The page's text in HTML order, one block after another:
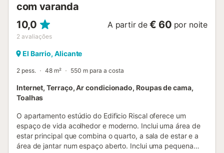
com varanda
10,0
2 avaliações
A partir de € 60 por noite
El Barrio, Alicante
2 pess. 48 m² 550 m para a costa
Internet, Terraço, Ar condicionado, Roupas de cama,
Toalhas
O apartamento estúdio do Edificio Riscal oferece um
espaço de vida acolhedor e moderno. Inclui uma área de
estar principal que combina o quarto, a sala de estar e a
área de jantar num espaço aberto. Inclui uma pequena